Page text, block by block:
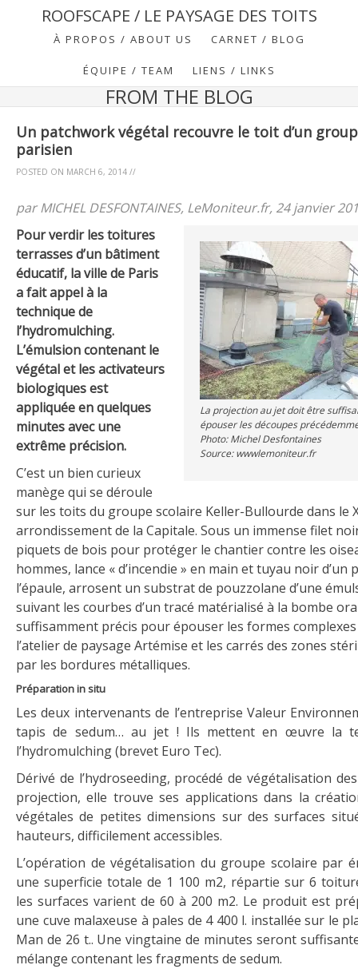
ROOFSCAPE / LE PAYSAGE DES TOITS
À PROPOS / ABOUT US CARNET / BLOG
ÉQUIPE / TEAM LIENS / LINKS
FROM THE BLOG
Un patchwork végétal recouvre le toit d’un
parisien
POSTED ON MARCH 6, 2014 //
par MICHEL DESFONTAINES, LeMoniteur.fr, 24 janvier
La projection au jet doit être
épouser les découpes
Photo: Michel Desfontaines
Source: wwwlemoniteur.fr
Pour verdir les toitures
terrasses d’un bâtiment
éducatif, la ville de Paris
a fait appel à la
technique de
l’hydromulching.
L’émulsion contenant le
végétal et les activateurs
biologiques est
appliquée en quelques
minutes avec une
extrême précision.
C’est un bien curieux
manège qui se déroule
sur les toits du groupe scolaire Keller-Bullourde dans le
arrondissement de la Capitale. Sous un immense filet
piquets de bois pour protéger le chantier contre les
hommes, lance « d’incendie » en main et tuyau noir d’un
l’épaule, arrosent un substrat de pouzzolane d’une
suivant les courbes d’un tracé matérialisé à la bombe
suffisamment précis pour épouser les formes
l’atelier de paysage Artémise et les carrés des zones
par les bordures métalliques.
Préparation in situ
Les deux intervenants de l’entreprise Valeur
tapis de sedum… au jet ! Ils mettent en œuvre la
l’hydromulching (brevet Euro Tec).
Dérivé de l’hydroseeding, procédé de végétalisation
projection, elle trouve ses applications dans la
végétales de petites dimensions sur des surfaces
hauteurs, difficilement accessibles.
L’opération de végétalisation du groupe scolaire par
une superficie totale de 1 100 m2, répartie sur 6
les surfaces varient de 60 à 200 m2. Le produit est
une cuve malaxeuse à pales de 4 400 l. installée sur le
Man de 26 t.. Une vingtaine de minutes seront
mélange contenant les fragments de sedum.